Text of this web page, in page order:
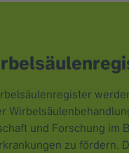
und Forschung im
zu fördern.